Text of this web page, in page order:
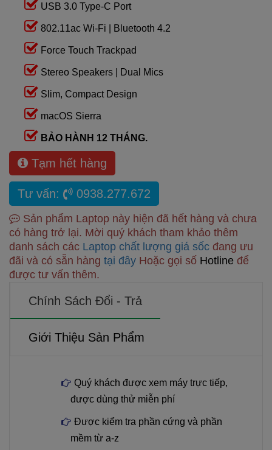
USB 3.0 Type-C Port
802.11ac Wi-Fi | Bluetooth 4.2
Force Touch Trackpad
Stereo Speakers | Dual Mics
Slim, Compact Design
macOS Sierra
BẢO HÀNH 12 THÁNG.
Tạm hết hàng
Tư vấn: 0938.277.672
Sản phẩm Laptop này hiện đã hết hàng và chưa
có hàng trở lại. Mời quý khách tham khảo thêm
danh sách các Laptop chất lượng giá sốc đang ưu
đãi và có sẵn hàng tại đây Hoặc gọi số Hotline để
được tư vấn thêm.
Chính Sách Đổi - Trả
Giới Thiệu Sản Phẩm
Quý khách được xem máy trực tiếp,
được dùng thử miễn phí
Được kiểm tra phần cứng và phần
mềm từ a-z